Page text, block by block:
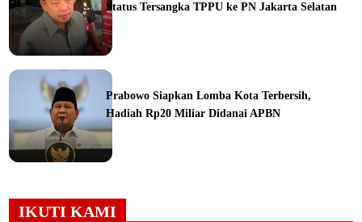
Status Tersangka TPPU ke PN Jakarta Selatan
Prabowo Siapkan Lomba Kota Terbersih,
Hadiah Rp20 Miliar Didanai APBN
IKUTI KAMI